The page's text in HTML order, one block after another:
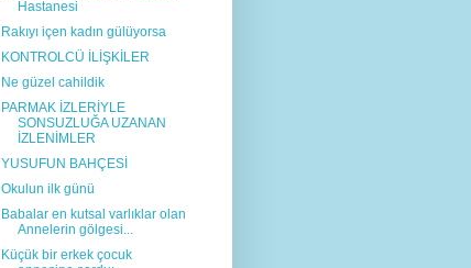
Hastanesi
Rakıyı içen kadın gülüyorsa
KONTROLCÜ İLİŞKİLER
Ne güzel cahildik
PARMAK İZLERİYLE
SONSUZLUĞA UZANAN
İZLENİMLER
YUSUFUN BAHÇESİ
Okulun ilk günü
Babalar en kutsal varlıklar olan
Annelerin gölgesi...
Küçük bir erkek çocuk